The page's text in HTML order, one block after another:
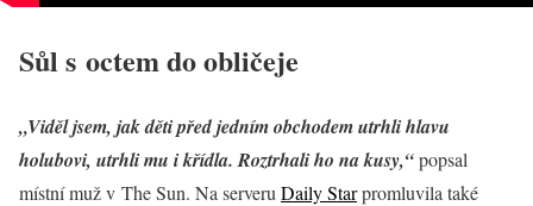
Sůl s octem do obličeje
„Viděl jsem, jak děti před jedním obchodem utrhli hlavu
holubovi, utrhli mu i křídla. Roztrhali ho na kusy,“popsal
místní muž v The Sun. Na serveru Daily Starpromluvila také